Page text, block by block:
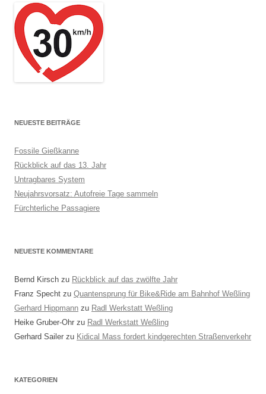
NEUESTE BEITRÄGE
Fossile Gießkanne
Rückblick auf das 13. Jahr
Untragbares System
Neujahrsvorsatz: Autofreie Tage sammeln
Fürchterliche Passagiere
NEUESTE KOMMENTARE
Bernd Kirsch zu Rückblick auf das zwölfte Jahr
Franz Specht zu Quantensprung für Bike&Ride am Bahnhof Weßling
Gerhard Hippmann zu Radl Werkstatt Weßling
Heike Gruber-Ohr zu Radl Werkstatt Weßling
Gerhard Sailer zu Kidical Mass fordert kindgerechten Straßenverkehr
KATEGORIEN